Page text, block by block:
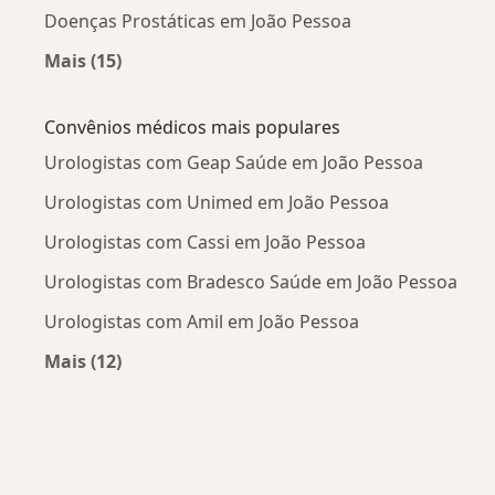
Doenças Prostáticas em João Pessoa
Mais (15)
Convênios médicos mais populares
Urologistas com Geap Saúde em João Pessoa
Urologistas com Unimed em João Pessoa
Urologistas com Cassi em João Pessoa
Urologistas com Bradesco Saúde em João Pessoa
Urologistas com Amil em João Pessoa
Mais (12)